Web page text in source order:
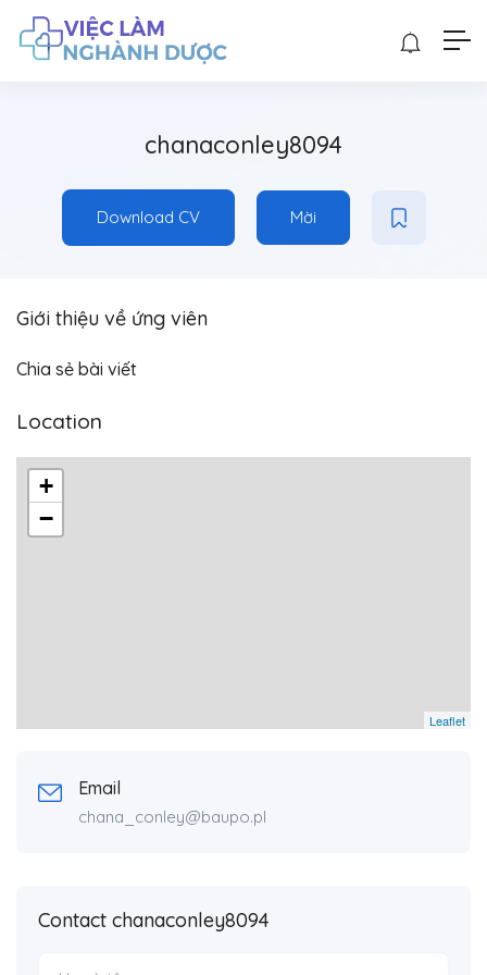
chanaconley8094
Download CV Mời
Giới thiệu về ứng viên
Chia sẻ bài viết
Location
+
−
Leaflet
Email
chana_conley@baupo.pl
Contact chanaconley8094